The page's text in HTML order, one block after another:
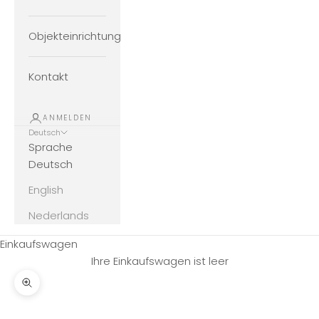
Objekteinrichtung
Kontakt
ANMELDEN
Deutsch
Sprache
Deutsch
English
Nederlands
Einkaufswagen
Ihre Einkaufswagen ist leer
Bild vergrößern